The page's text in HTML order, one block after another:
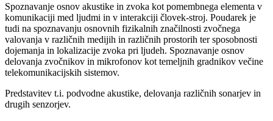
Spoznavanje osnov akustike in zvoka kot pomembnega elementa v
komunikaciji med ljudmi in v interakciji človek-stroj. Poudarek je
tudi na spoznavanju osnovnih fizikalnih značilnosti zvočnega
valovanja v različnih medijih in različnih prostorih ter sposobnosti
dojemanja in lokalizacije zvoka pri ljudeh. Spoznavanje osnov
delovanja zvočnikov in mikrofonov kot temeljnih gradnikov večine
telekomunikacijskih sistemov.
Predstavitev t.i. podvodne akustike, delovanja različnih sonarjev in
drugih senzorjev.